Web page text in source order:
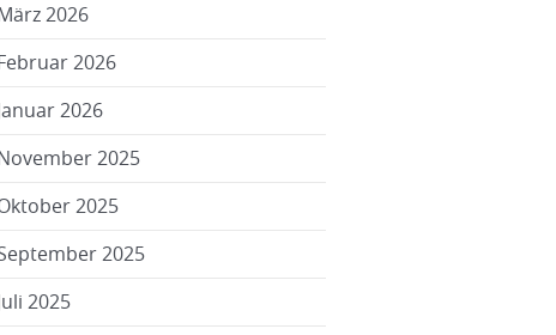
2026
2026
2026
2025
2025
2025
2025